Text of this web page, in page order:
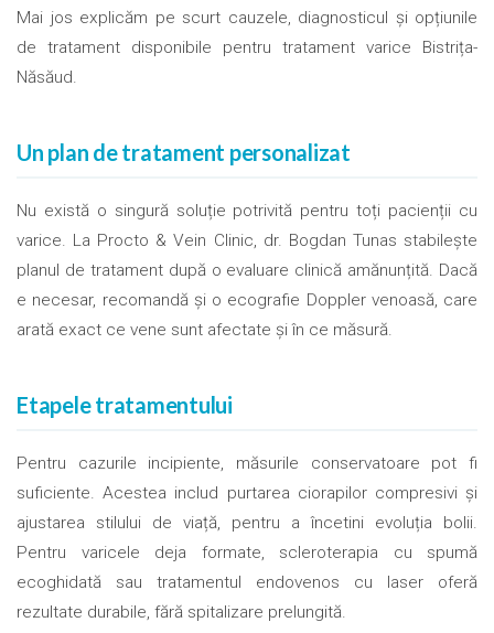
Mai jos explicăm pe scurt cauzele, diagnosticul și opțiunile
de tratament disponibile pentru tratament varice Bistrița-
Năsăud.
Un plan de tratament personalizat
Nu există o singură soluție potrivită pentru toți pacienții cu
varice. La Procto & Vein Clinic, dr. Bogdan Tunas stabilește
planul de tratament după o evaluare clinică amănunțită. Dacă
e necesar, recomandă și o ecografie Doppler venoasă, care
arată exact ce vene sunt afectate și în ce măsură.
Etapele tratamentului
Pentru cazurile incipiente, măsurile conservatoare pot fi
suficiente. Acestea includ purtarea ciorapilor compresivi și
ajustarea stilului de viață, pentru a încetini evoluția bolii.
Pentru varicele deja formate, scleroterapia cu spumă
ecoghidată sau tratamentul endovenos cu laser oferă
rezultate durabile, fără spitalizare prelungită.